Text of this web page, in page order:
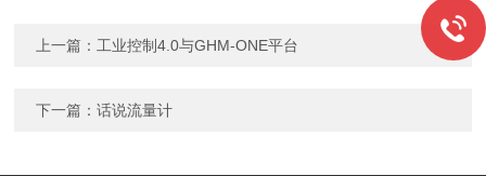
上一篇： 工业控制4.0与GHM-ONE平台
下一篇：话说流量计